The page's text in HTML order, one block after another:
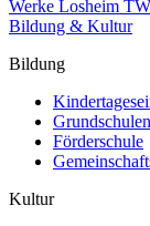
Werke Losheim
Bildung & Kultur
Bildung
Grundschulen
Förderschule
Kultur